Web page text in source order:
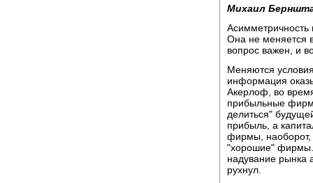
Михаил
Она не меняется
вопрос важен, и
Меняются
информация
Акерлоф, во
прибыльные
делиться"
прибыль, а
фирмы, наоборот,
"хорошие" фирмы.
надувание рынка
рухнул.